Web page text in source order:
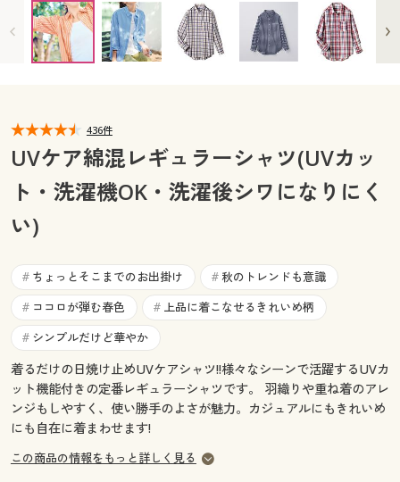
カタログ無料プレゼント
マイページ
閲覧履歴
お気に入り
サポート
ご利用ガイド
よくある質問とお問い合わせ
会員メニュー
閲覧履歴
お気に入り
サポート
ご利用ガイド
よくある質問とお問い合わせ
436件
UVケア綿混レギュラーシャツ(UVカッ
ト・洗濯機OK・洗濯後シワになりにく
い)
# ちょっとそこまでのお出掛け # 秋のトレンドも意識
# ココロが弾む春色 # 上品に着こなせるきれいめ柄
# シンプルだけど華やか
着るだけの日焼け止めUVケアシャツ!!様々なシーンで活躍するUVカ
ット機能付きの定番レギュラーシャツです。 羽織りや重ね着のアレ
ンジもしやすく、使い勝手のよさが魅力。カジュアルにもきれいめ
にも自在に着まわせます!
この商品の情報をもっと詳しく見る